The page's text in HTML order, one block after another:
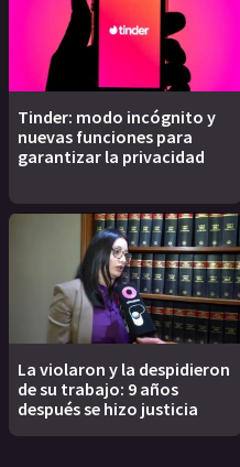
Tinder: modo incógnito y
nuevas funciones para
garantizar la privacidad
La violaron y la despidieron
de su trabajo: 9 años
después se hizo justicia